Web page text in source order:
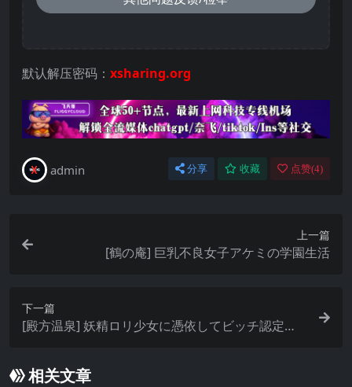
默认解压密码： xsharing.org
admin 分享 收藏 点赞(4)
上一篇
[鶴の庵] 巨乳不良女子アケミの学園生活
下一篇
[殿方温泉] 妖精ロリ少女に憑依してビッチ認定さ
相关文章